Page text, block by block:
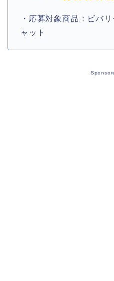
・応募対象商品：ビバ
ャット